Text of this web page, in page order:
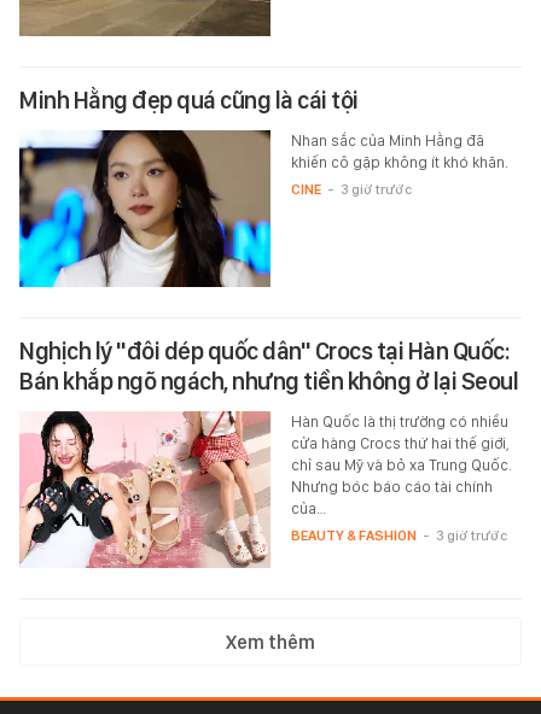
Minh Hằng đẹp quá cũng là cái tội
Nhan sắc của Minh Hằng đã
khiến cô gặp không ít khó khăn.
CINE - 3 giờ trước
Nghịch lý "đôi dép quốc dân" Crocs tại Hàn Quốc:
Bán khắp ngõ ngách, nhưng tiền không ở lại Seoul
Hàn Quốc là thị trường có nhiều
cửa hàng Crocs thứ hai thế giới,
chỉ sau Mỹ và bỏ xa Trung Quốc.
Nhưng bóc báo cáo tài chính
của…
BEAUTY & FASHION - 3 giờ trước
Xem thêm